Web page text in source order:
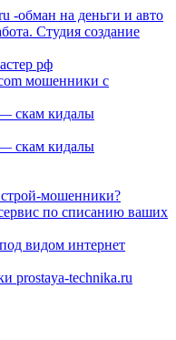
-обман на деньги и авто
Студия создание
рф
мошенники с
— скам кидалы
— скам кидалы
мошенники?
по списанию ваших
видом интернет
prostaya-technika.ru